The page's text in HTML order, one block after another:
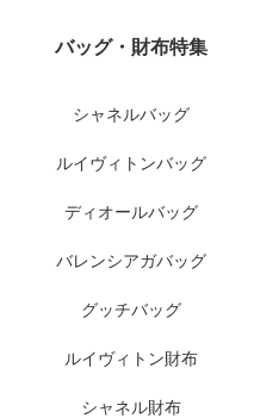
バッグ・財布特集
シャネルバッグ
ルイヴィトンバッグ
ディオールバッグ
バレンシアガバッグ
グッチバッグ
ルイヴィトン財布
シャネル財布